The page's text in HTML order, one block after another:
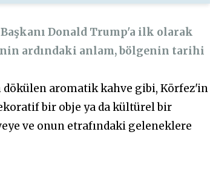
Donald Trump'a ilk olarak
ardındaki anlam, bölgenin tarihi
dökülen aromatik kahve gibi, Körfez'in
bir obje ya da kültürel bir
ve onun etrafındaki geleneklere